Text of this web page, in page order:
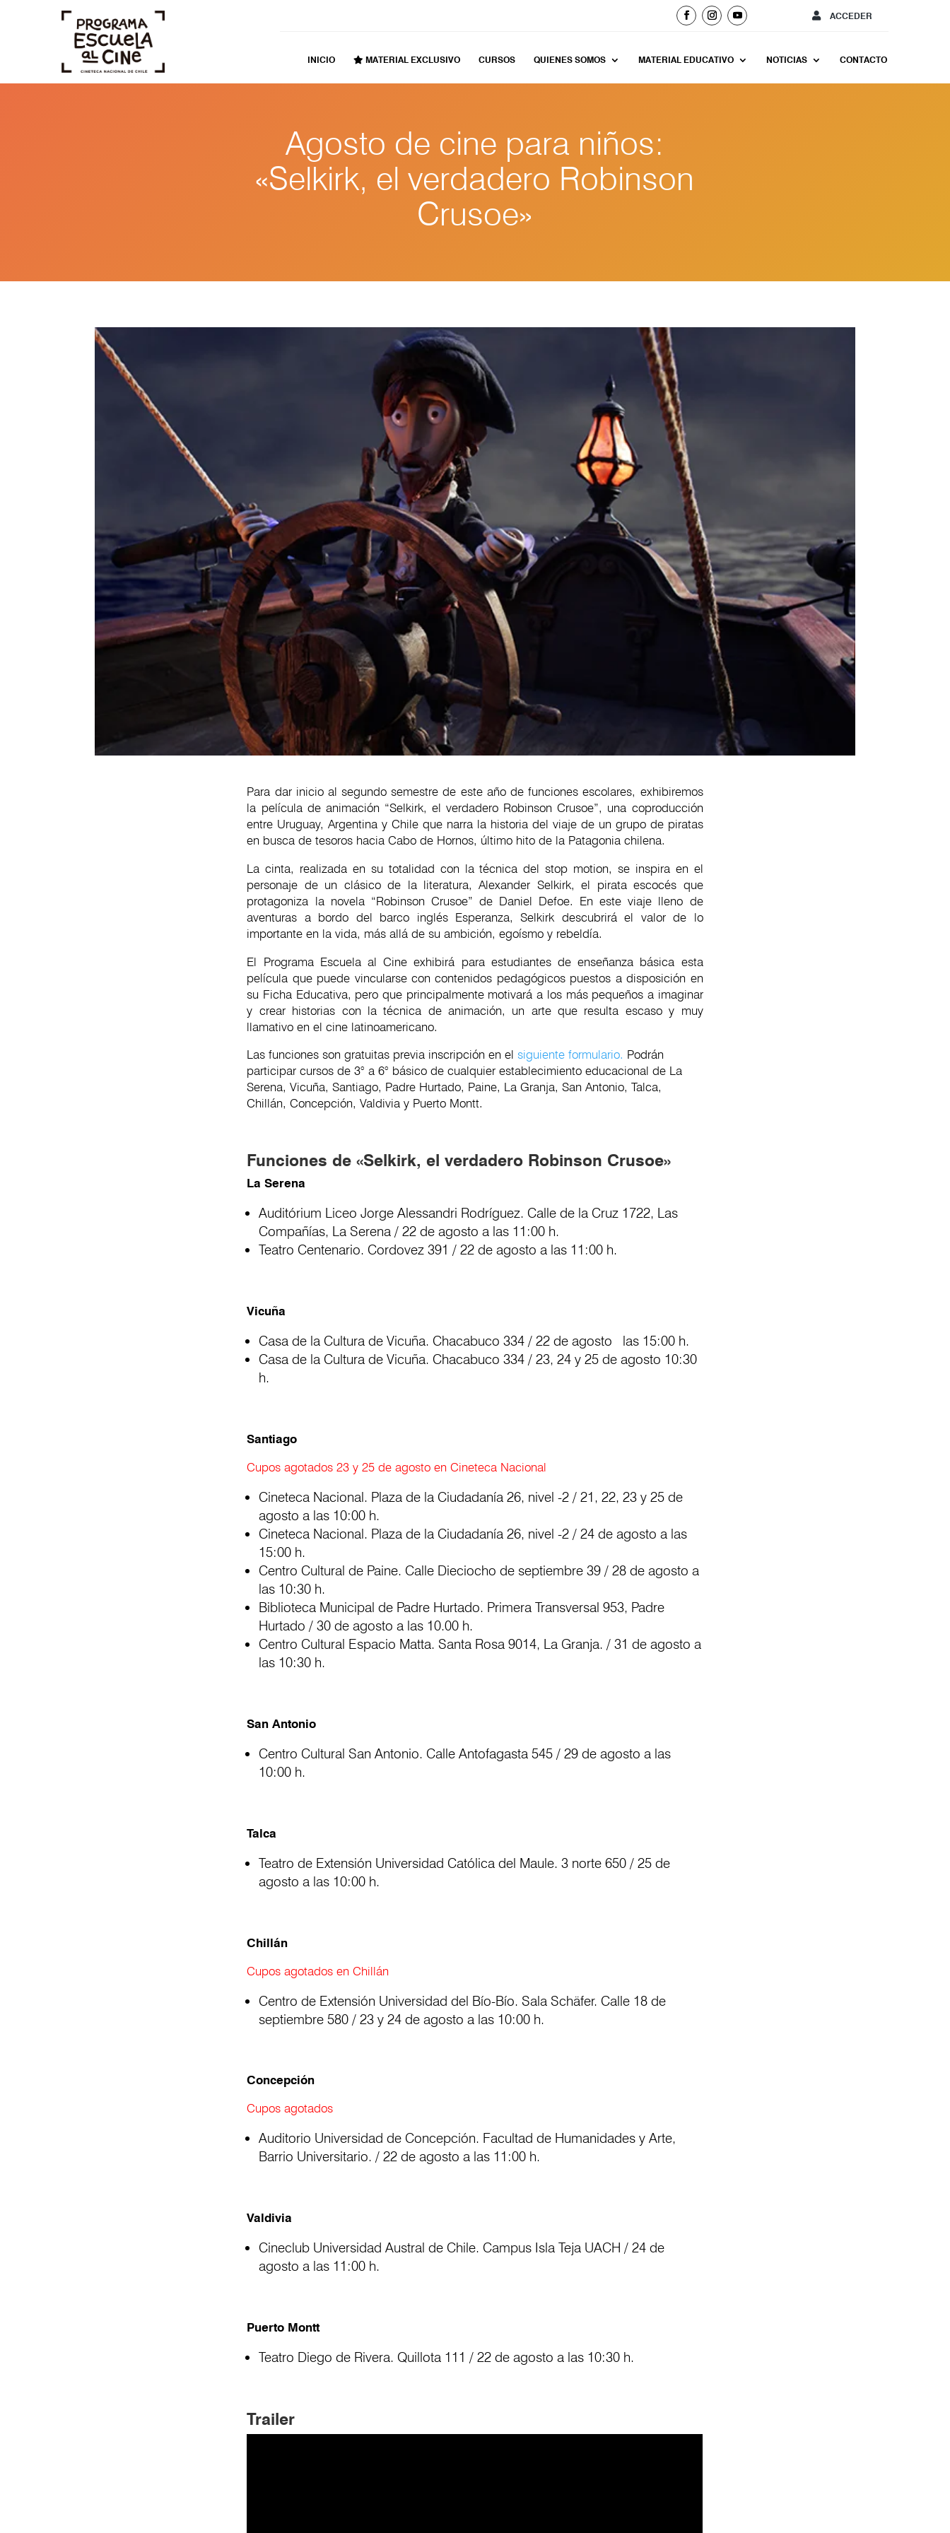
ACCEDER
INICIO MATERIAL EXCLUSIVO CURSOS QUIENES SOMOS MATERIAL EDUCATIVO NOTICIAS CONTACTO
Agosto de cine para niños:
«Selkirk, el verdadero Robinson
Crusoe»
Para dar inicio al segundo semestre de este año de funciones escolares, exhibiremos
la película de animación “Selkirk, el verdadero Robinson Crusoe”, una coproducción
entre Uruguay, Argentina y Chile que narra la historia del viaje de un grupo de piratas
en busca de tesoros hacia Cabo de Hornos, último hito de la Patagonia chilena.
La cinta, realizada en su totalidad con la técnica del stop motion, se inspira en el
personaje de un clásico de la literatura, Alexander Selkirk, el pirata escocés que
protagoniza la novela “Robinson Crusoe” de Daniel Defoe. En este viaje lleno de
aventuras a bordo del barco inglés Esperanza, Selkirk descubrirá el valor de lo
importante en la vida, más allá de su ambición, egoísmo y rebeldía.
El Programa Escuela al Cine exhibirá para estudiantes de enseñanza básica esta
película que puede vincularse con contenidos pedagógicos puestos a disposición en
su Ficha Educativa, pero que principalmente motivará a los más pequeños a imaginar
y crear historias con la técnica de animación, un arte que resulta escaso y muy
llamativo en el cine latinoamericano.
Las funciones son gratuitas previa inscripción en elsiguiente formulario. Podrán
participar cursos de 3° a 6° básico de cualquier establecimiento educacional de La
Serena, Vicuña, Santiago, Padre Hurtado, Paine, La Granja, San Antonio, Talca,
Chillán, Concepción, Valdivia y Puerto Montt.
Funciones de «Selkirk, el verdadero Robinson Crusoe»
La Serena
Auditórium Liceo Jorge Alessandri Rodríguez. Calle de la Cruz 1722, Las
Compañías, La Serena / 22 de agosto a las 11:00 h.
Teatro Centenario. Cordovez 391 / 22 de agosto a las 11:00 h.
Vicuña
Casa de la Cultura de Vicuña. Chacabuco 334 / 22 de agosto las 15:00 h.
Casa de la Cultura de Vicuña. Chacabuco 334 / 23, 24 y 25 de agosto 10:30
h.
Santiago
Cupos agotados 23 y 25 de agosto en Cineteca Nacional
Cineteca Nacional. Plaza de la Ciudadanía 26, nivel -2 / 21, 22, 23 y 25 de
agosto a las 10:00 h.
Cineteca Nacional. Plaza de la Ciudadanía 26, nivel -2 / 24 de agosto a las
15:00 h.
Centro Cultural de Paine. Calle Dieciocho de septiembre 39 / 28 de agosto a
las 10:30 h.
Biblioteca Municipal de Padre Hurtado. Primera Transversal 953, Padre
Hurtado / 30 de agosto a las 10.00 h.
Centro Cultural Espacio Matta. Santa Rosa 9014, La Granja. / 31 de agosto a
las 10:30 h.
San Antonio
Centro Cultural San Antonio. Calle Antofagasta 545 / 29 de agosto a las
10:00 h.
Talca
Teatro de Extensión Universidad Católica del Maule. 3 norte 650 / 25 de
agosto a las 10:00 h.
Chillán
Cupos agotados en Chillán
Centro de Extensión Universidad del Bío-Bío. Sala Schäfer. Calle 18 de
septiembre 580 / 23 y 24 de agosto a las 10:00 h.
Concepción
Cupos agotados
Auditorio Universidad de Concepción. Facultad de Humanidades y Arte,
Barrio Universitario. / 22 de agosto a las 11:00 h.
Valdivia
Cineclub Universidad Austral de Chile. Campus Isla Teja UACH / 24 de
agosto a las 11:00 h.
Puerto Montt
Teatro Diego de Rivera. Quillota 111 / 22 de agosto a las 10:30 h.
Trailer